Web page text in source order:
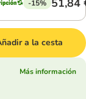
-15% 51,84
a la cesta
Más información